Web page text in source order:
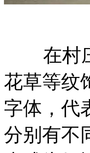
在村庄
花草等纹
字体，代
分别有不